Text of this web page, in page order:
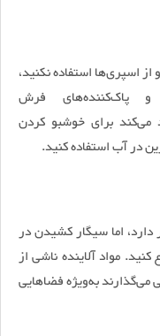
اسپری‌ها استفاده نکنید،
و پاک‌کننده‌های فرش
برای خوشبو کردن
در آب استفاده کنید.
اما سیگار کشیدن در
مواد آلاینده ناشی از
می‌گذارند به‌ویژه فضا‌هایی